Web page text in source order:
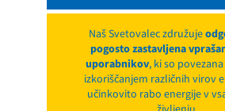
Naš Svetovalec združuje
pogosto zastavljena
uporabnikov, ki so
izkoriščanjem različnih virov
učinkovito rabo energije v